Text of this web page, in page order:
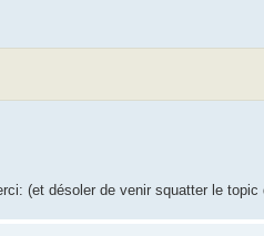
(et désoler de venir squatter le topic